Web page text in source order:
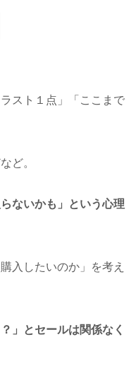
スト１点」「ここまで
ど。
ないかも」という心理
入したいのか」を考え
」とセールは関係なく